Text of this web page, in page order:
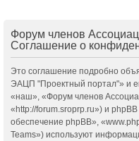
портал"
Форум членов
Соглашение о
Это соглашение подробно
ЭАЦП "Проектный портал"» и
«наш», «Форум членов
«http://forum.sroprp.ru») и
обеспечение phpBB»,
Teams») используют